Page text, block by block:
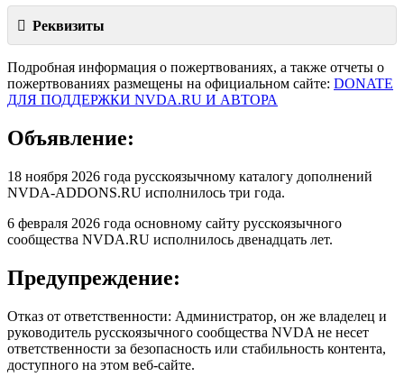
Реквизиты
Подробная информация о пожертвованиях, а также отчеты о
пожертвованиях размещены на официальном сайте: DONATE
ДЛЯ ПОДДЕРЖКИ NVDA.RU И АВТОРА
Объявление:
18 ноября 2026 года русскоязычному каталогу дополнений
NVDA-ADDONS.RU исполнилось три года.
6 февраля 2026 года основному сайту русскоязычного
сообщества NVDA.RU исполнилось двенадцать лет.
Предупреждение:
Отказ от ответственности: Администратор, он же владелец и
руководитель русскоязычного сообщества NVDA не несет
ответственности за безопасность или стабильность контента,
доступного на этом веб-сайте.